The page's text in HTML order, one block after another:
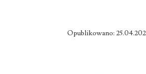
Opublikowano: